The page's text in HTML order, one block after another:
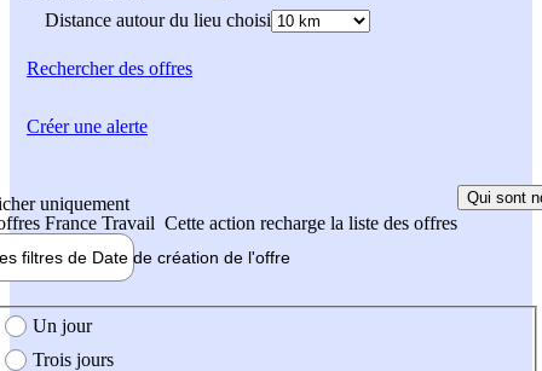
Distance autour du lieu choisi
Rechercherdes offres
uniquement
France Travail Cette action recharge la liste des offres
Qui sont
filtres de Date de création de l'offre
création de l'offre
Un jour
Trois jours
Créer une alerte